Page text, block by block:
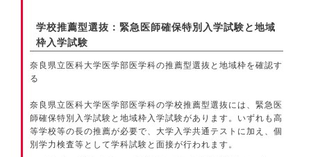
学校推薦型選抜：緊急医師確保特別入学試験と地域
枠入学試験
奈良県立医科大学医学部医学科の推薦型選抜と地域枠を確認す
る
奈良県立医科大学医学部医学科の学校推薦型選抜には、緊急医
師確保特別入学試験と地域枠入学試験があります。いずれも高
等学校等の長の推薦が必要で、大学入学共通テストに加え、個
別学力検査等として学科試験と面接が行われます。